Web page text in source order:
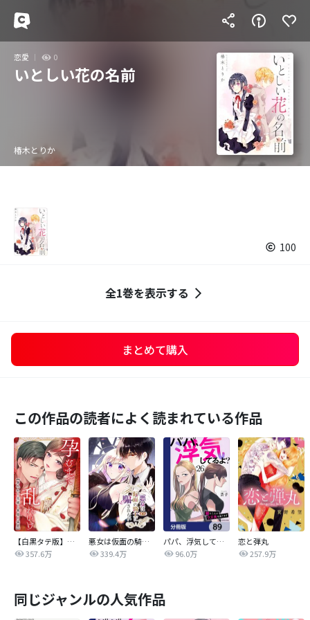
恋愛 0
いとしい花の名前
椿木とりか
100
全1巻を表示する
まとめて購入
この作品の読者によく読まれている作品
【白黒タテ版】孕むまで乱れいけ～身代わり花嫁と軍服の猛愛
357.6万
悪女は仮面の騎士に騙されない
339.4万
パパ、浮気してるよ？娘と二人でクズ夫を捨てます【分冊版】
96.0万
恋と弾丸
257.9万
同じジャンルの人気作品